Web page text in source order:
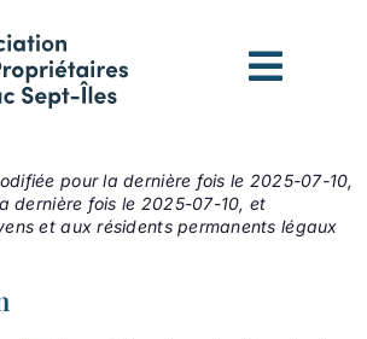
pour la dernière fois le 2025-07-10,
dernière fois le 2025-07-10, et
et aux résidents permanents légaux